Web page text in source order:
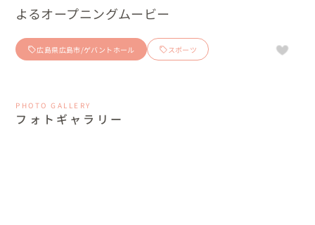
よるオープニングムービー
広島県広島市/ゲバントホール スポーツ
PHOTO GALLERY
フォトギャラリー